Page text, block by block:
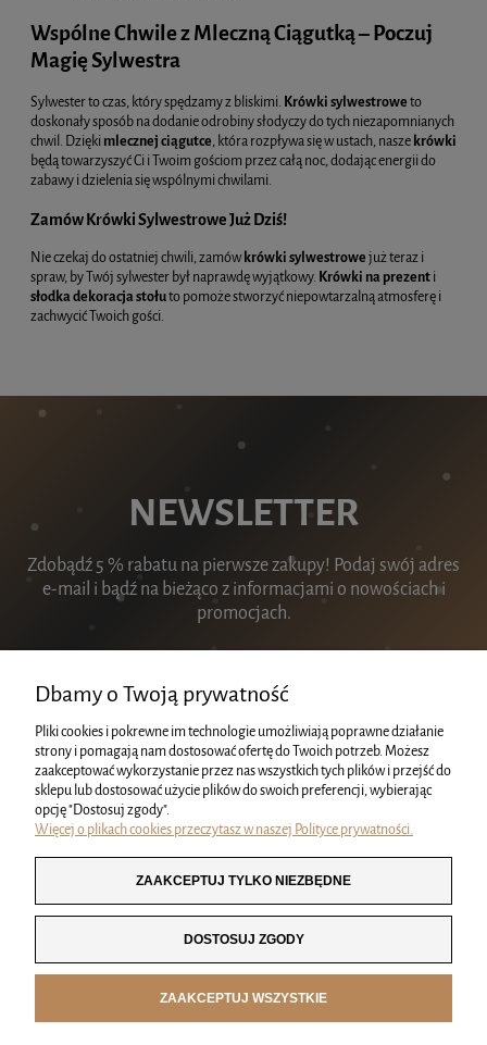
Wspólne Chwile z Mleczną Ciągutką – Poczuj
Magię Sylwestra
Sylwester to czas, który spędzamy z bliskimi. Krówki sylwestroweto
doskonały sposób na dodanie odrobiny słodyczy do tych niezapomnianych
chwil. Dziękimlecznej ciągutce, która rozpływa się w ustach, naszekrówki
będą towarzyszyć Ci i Twoim gościom przez całą noc, dodając energii do
zabawy i dzielenia się wspólnymi chwilami.
Zamów Krówki Sylwestrowe Już Dziś!
Nie czekaj do ostatniej chwili, zamówkrówki sylwestrowejuż teraz i
spraw, by Twój sylwester był naprawdę wyjątkowy. Krówki na prezenti
słodka dekoracja stołuto pomoże stworzyć niepowtarzalną atmosferę i
zachwycić Twoich gości.
NEWSLETTER
Zdobądź 5 % rabatu na pierwsze zakupy! Podaj swój adres
e-mail i bądź na bieżąco z informacjami o nowościach i
promocjach.
ZAPISZ SIĘ
KRÓWKI
INFORMACJE
Dbamy o Twoją prywatność
Pliki cookies i pokrewne im technologie umożliwiają poprawne działanie
strony i pomagają nam dostosować ofertę do Twoich potrzeb. Możesz
zaakceptować wykorzystanie przez nas wszystkich tych plików i przejść do
sklepu lub dostosować użycie plików do swoich preferencji, wybierając
opcję "Dostosuj zgody".
Więcej o plikach cookies przeczytasz w naszej Polityce prywatności.
ZAAKCEPTUJ TYLKO NIEZBĘDNE
DOSTOSUJ ZGODY
ZAAKCEPTUJ WSZYSTKIE